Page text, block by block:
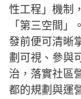
性工程」機制
「第三空間
發前便可清晰
劃可視、參與
治，落實社區
都的規劃與運